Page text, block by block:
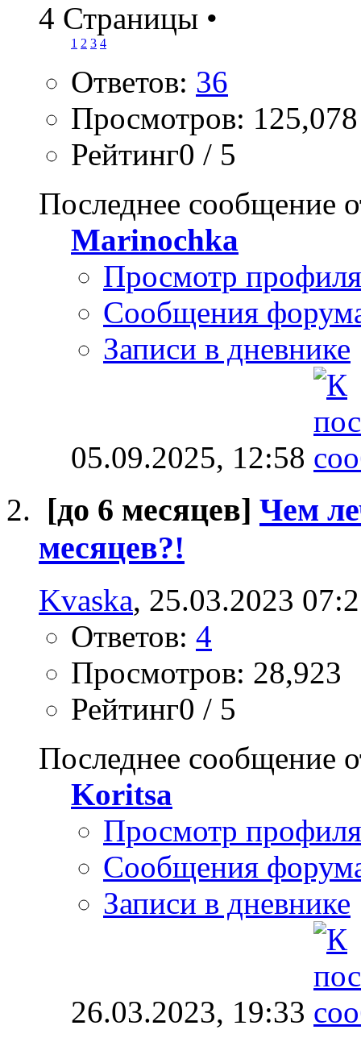
4 Страницы •
1 2 3 4
Ответов: 36
Просмотров: 125,078
Рейтинг0 / 5
Последнее сообщение
Marinochka
Просмотр профиля
Сообщения
Записи в дневнике
05.09.2025, 12:58
[до 6 месяцев] Чем
месяцев?!
Kvaska, 25.03.2023
Ответов: 4
Просмотров: 28,923
Рейтинг0 / 5
Последнее сообщение
Koritsa
Просмотр профиля
Сообщения
Записи в дневнике
26.03.2023, 19:33